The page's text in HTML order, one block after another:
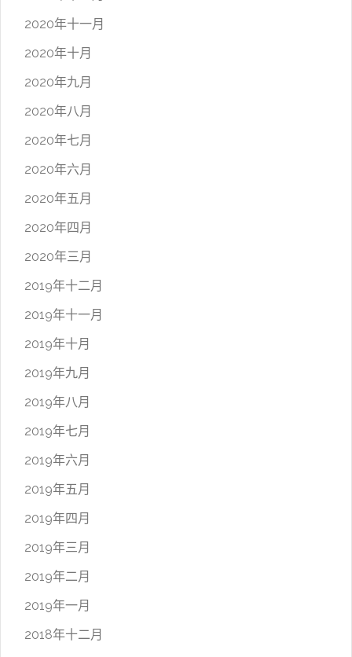
2020年十一月
2020年十月
2020年九月
2020年八月
2020年七月
2020年六月
2020年五月
2020年四月
2020年三月
2019年十二月
2019年十一月
2019年十月
2019年九月
2019年八月
2019年七月
2019年六月
2019年五月
2019年四月
2019年三月
2019年二月
2019年一月
2018年十二月